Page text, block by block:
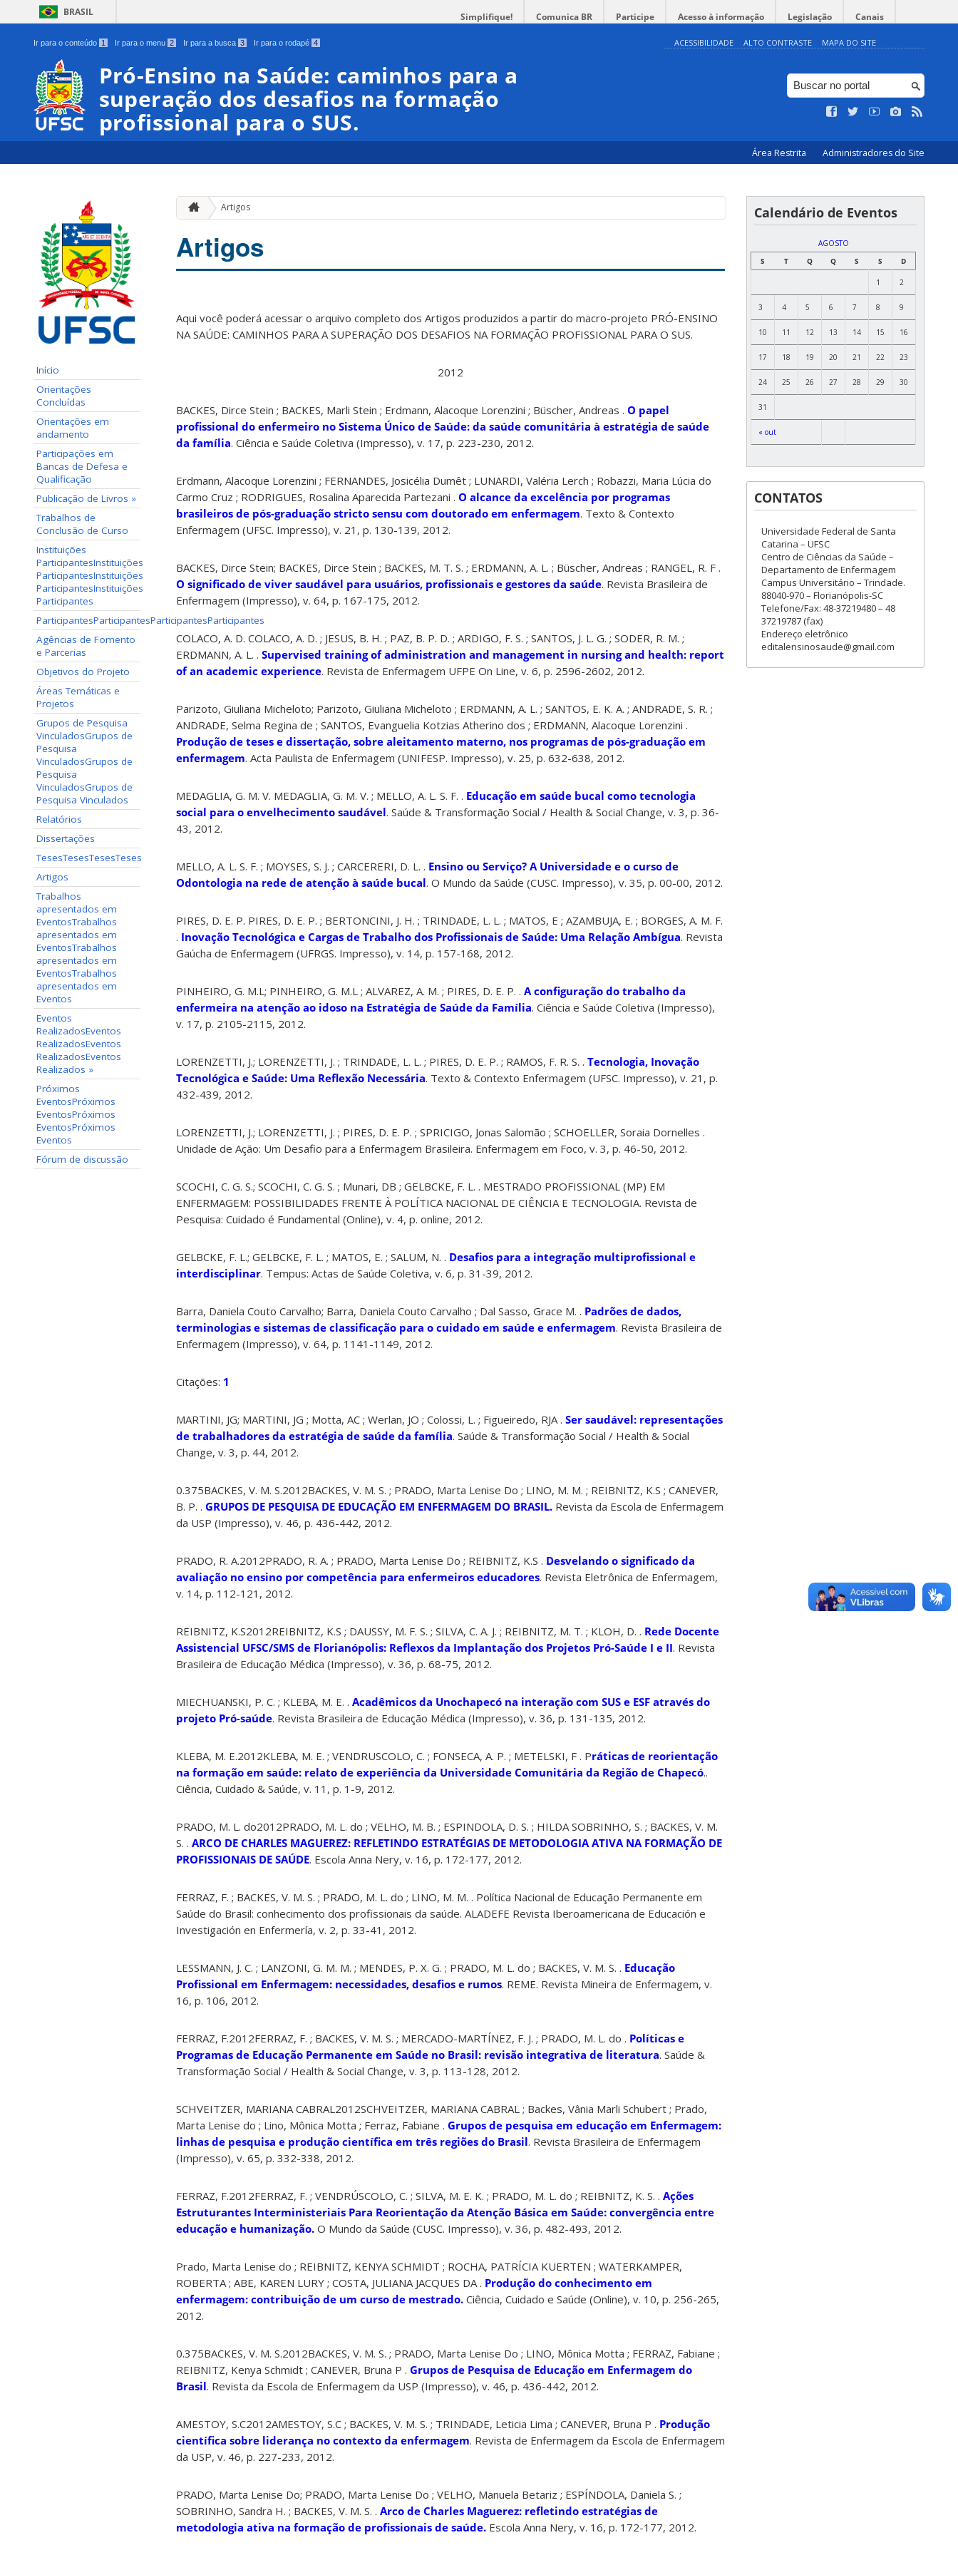
BRASIL Simplifique! Comunica BR Participe Acesso à informação Legislação Canais
Ir para o conteúdo 1 Ir para o menu 2 Ir para a busca 3 Ir para o rodapé 4 ACESSIBILIDADE ALTO CONTRASTE MAPA DO SITE
Pró-Ensino na Saúde: caminhos para a
superação dos desafios na formação
profissional para o SUS.
Área Restrita Administradores do Site
Início
Orientações
Concluídas
Orientações em
andamento
Participações em
Bancas de Defesa e
Qualificação
Publicação de Livros »
Trabalhos de
Conclusão de Curso
Instituições
ParticipantesInstituições
ParticipantesInstituições
ParticipantesInstituições
Participantes
ParticipantesParticipantesParticipantesParticipantes
Agências de Fomento
e Parcerias
Objetivos do Projeto
Áreas Temáticas e
Projetos
Grupos de Pesquisa
VinculadosGrupos de
Pesquisa
VinculadosGrupos de
Pesquisa
VinculadosGrupos de
Pesquisa Vinculados
Relatórios
Dissertações
TesesTesesTesesTeses
Artigos
Trabalhos
apresentados em
EventosTrabalhos
apresentados em
EventosTrabalhos
apresentados em
EventosTrabalhos
apresentados em
Eventos
Eventos
RealizadosEventos
RealizadosEventos
RealizadosEventos
Realizados »
Próximos
EventosPróximos
EventosPróximos
EventosPróximos
Eventos
Fórum de discussão
Artigos
Artigos
Aqui você poderá acessar o arquivo completo dos Artigos produzidos a partir do macro-projeto PRÓ-ENSINO
NA SAÚDE: CAMINHOS PARA A SUPERAÇÃO DOS DESAFIOS NA FORMAÇÃO PROFISSIONAL PARA O SUS.
2012
BACKES, Dirce Stein ; BACKES, Marli Stein ; Erdmann, Alacoque Lorenzini ; Büscher, Andreas . O papel
profissional do enfermeiro no Sistema Único de Saúde: da saúde comunitária à estratégia de saúde
da família. Ciência e Saúde Coletiva (Impresso), v. 17, p. 223-230, 2012.
Erdmann, Alacoque Lorenzini ; FERNANDES, Josicélia Dumêt ; LUNARDI, Valéria Lerch ; Robazzi, Maria Lúcia do
Carmo Cruz ; RODRIGUES, Rosalina Aparecida Partezani . O alcance da excelência por programas
brasileiros de pós-graduação stricto sensu com doutorado em enfermagem. Texto & Contexto
Enfermagem (UFSC. Impresso), v. 21, p. 130-139, 2012.
BACKES, Dirce Stein; BACKES, Dirce Stein ; BACKES, M. T. S. ; ERDMANN, A. L. ; Büscher, Andreas ; RANGEL, R. F .
O significado de viver saudável para usuários, profissionais e gestores da saúde. Revista Brasileira de
Enfermagem (Impresso), v. 64, p. 167-175, 2012.
COLACO, A. D. COLACO, A. D. ; JESUS, B. H. ; PAZ, B. P. D. ; ARDIGO, F. S. ; SANTOS, J. L. G. ; SODER, R. M. ;
ERDMANN, A. L. . Supervised training of administration and management in nursing and health: report
of an academic experience. Revista de Enfermagem UFPE On Line, v. 6, p. 2596-2602, 2012.
Parizoto, Giuliana Micheloto; Parizoto, Giuliana Micheloto ; ERDMANN, A. L. ; SANTOS, E. K. A. ; ANDRADE, S. R. ;
ANDRADE, Selma Regina de ; SANTOS, Evanguelia Kotzias Atherino dos ; ERDMANN, Alacoque Lorenzini .
Produção de teses e dissertação, sobre aleitamento materno, nos programas de pós-graduação em
enfermagem. Acta Paulista de Enfermagem (UNIFESP. Impresso), v. 25, p. 632-638, 2012.
MEDAGLIA, G. M. V. MEDAGLIA, G. M. V. ; MELLO, A. L. S. F. . Educação em saúde bucal como tecnologia
social para o envelhecimento saudável. Saúde & Transformação Social / Health & Social Change, v. 3, p. 36-
43, 2012.
MELLO, A. L. S. F. ; MOYSES, S. J. ; CARCERERI, D. L. . Ensino ou Serviço? A Universidade e o curso de
Odontologia na rede de atenção à saúde bucal. O Mundo da Saúde (CUSC. Impresso), v. 35, p. 00-00, 2012.
PIRES, D. E. P. PIRES, D. E. P. ; BERTONCINI, J. H. ; TRINDADE, L. L. ; MATOS, E ; AZAMBUJA, E. ; BORGES, A. M. F.
. Inovação Tecnológica e Cargas de Trabalho dos Profissionais de Saúde: Uma Relação Ambígua. Revista
Gaúcha de Enfermagem (UFRGS. Impresso), v. 14, p. 157-168, 2012.
PINHEIRO, G. M.L; PINHEIRO, G. M.L ; ALVAREZ, A. M. ; PIRES, D. E. P. . A configuração do trabalho da
enfermeira na atenção ao idoso na Estratégia de Saúde da Família. Ciência e Saúde Coletiva (Impresso),
v. 17, p. 2105-2115, 2012.
LORENZETTI, J.; LORENZETTI, J. ; TRINDADE, L. L. ; PIRES, D. E. P. ; RAMOS, F. R. S. . Tecnologia, Inovação
Tecnológica e Saúde: Uma Reflexão Necessária. Texto & Contexto Enfermagem (UFSC. Impresso), v. 21, p.
432-439, 2012.
LORENZETTI, J.; LORENZETTI, J. ; PIRES, D. E. P. ; SPRICIGO, Jonas Salomão ; SCHOELLER, Soraia Dornelles .
Unidade de Ação: Um Desafio para a Enfermagem Brasileira. Enfermagem em Foco, v. 3, p. 46-50, 2012.
SCOCHI, C. G. S.; SCOCHI, C. G. S. ; Munari, DB ; GELBCKE, F. L. . MESTRADO PROFISSIONAL (MP) EM
ENFERMAGEM: POSSIBILIDADES FRENTE À POLÍTICA NACIONAL DE CIÊNCIA E TECNOLOGIA. Revista de
Pesquisa: Cuidado é Fundamental (Online), v. 4, p. online, 2012.
GELBCKE, F. L.; GELBCKE, F. L. ; MATOS, E. ; SALUM, N. . Desafios para a integração multiprofissional e
interdisciplinar. Tempus: Actas de Saúde Coletiva, v. 6, p. 31-39, 2012.
Barra, Daniela Couto Carvalho; Barra, Daniela Couto Carvalho ; Dal Sasso, Grace M. . Padrões de dados,
terminologias e sistemas de classificação para o cuidado em saúde e enfermagem. Revista Brasileira de
Enfermagem (Impresso), v. 64, p. 1141-1149, 2012.
Citações: 1
MARTINI, JG; MARTINI, JG ; Motta, AC ; Werlan, JO ; Colossi, L. ; Figueiredo, RJA . Ser saudável: representações
de trabalhadores da estratégia de saúde da família. Saúde & Transformação Social / Health & Social
Change, v. 3, p. 44, 2012.
0.375BACKES, V. M. S.2012BACKES, V. M. S. ; PRADO, Marta Lenise Do ; LINO, M. M. ; REIBNITZ, K.S ; CANEVER,
B. P. . GRUPOS DE PESQUISA DE EDUCAÇÃO EM ENFERMAGEM DO BRASIL. Revista da Escola de Enfermagem
da USP (Impresso), v. 46, p. 436-442, 2012.
PRADO, R. A.2012PRADO, R. A. ; PRADO, Marta Lenise Do ; REIBNITZ, K.S . Desvelando o significado da
avaliação no ensino por competência para enfermeiros educadores. Revista Eletrônica de Enfermagem,
v. 14, p. 112-121, 2012.
REIBNITZ, K.S2012REIBNITZ, K.S ; DAUSSY, M. F. S. ; SILVA, C. A. J. ; REIBNITZ, M. T. ; KLOH, D. . Rede Docente
Assistencial UFSC/SMS de Florianópolis: Reflexos da Implantação dos Projetos Pró-Saúde I e II. Revista
Brasileira de Educação Médica (Impresso), v. 36, p. 68-75, 2012.
MIECHUANSKI, P. C. ; KLEBA, M. E. . Acadêmicos da Unochapecó na interação com SUS e ESF através do
projeto Pró-saúde. Revista Brasileira de Educação Médica (Impresso), v. 36, p. 131-135, 2012.
KLEBA, M. E.2012KLEBA, M. E. ; VENDRUSCOLO, C. ; FONSECA, A. P. ; METELSKI, F . Práticas de reorientação
na formação em saúde: relato de experiência da Universidade Comunitária da Região de Chapecó..
Ciência, Cuidado & Saúde, v. 11, p. 1-9, 2012.
PRADO, M. L. do2012PRADO, M. L. do ; VELHO, M. B. ; ESPINDOLA, D. S. ; HILDA SOBRINHO, S. ; BACKES, V. M.
S. . ARCO DE CHARLES MAGUEREZ: REFLETINDO ESTRATÉGIAS DE METODOLOGIA ATIVA NA FORMAÇÃO DE
PROFISSIONAIS DE SAÚDE. Escola Anna Nery, v. 16, p. 172-177, 2012.
FERRAZ, F. ; BACKES, V. M. S. ; PRADO, M. L. do ; LINO, M. M. . Política Nacional de Educação Permanente em
Saúde do Brasil: conhecimento dos profissionais da saúde. ALADEFE Revista Iberoamericana de Educación e
Investigación en Enfermería, v. 2, p. 33-41, 2012.
LESSMANN, J. C. ; LANZONI, G. M. M. ; MENDES, P. X. G. ; PRADO, M. L. do ; BACKES, V. M. S. . Educação
Profissional em Enfermagem: necessidades, desafios e rumos. REME. Revista Mineira de Enfermagem, v.
16, p. 106, 2012.
FERRAZ, F.2012FERRAZ, F. ; BACKES, V. M. S. ; MERCADO-MARTÍNEZ, F. J. ; PRADO, M. L. do . Políticas e
Programas de Educação Permanente em Saúde no Brasil: revisão integrativa de literatura. Saúde &
Transformação Social / Health & Social Change, v. 3, p. 113-128, 2012.
SCHVEITZER, MARIANA CABRAL2012SCHVEITZER, MARIANA CABRAL ; Backes, Vânia Marli Schubert ; Prado,
Marta Lenise do ; Lino, Mônica Motta ; Ferraz, Fabiane . Grupos de pesquisa em educação em Enfermagem:
linhas de pesquisa e produção científica em três regiões do Brasil. Revista Brasileira de Enfermagem
(Impresso), v. 65, p. 332-338, 2012.
FERRAZ, F.2012FERRAZ, F. ; VENDRÚSCOLO, C. ; SILVA, M. E. K. ; PRADO, M. L. do ; REIBNITZ, K. S. . Ações
Estruturantes Interministeriais Para Reorientação da Atenção Básica em Saúde: convergência entre
educação e humanização. O Mundo da Saúde (CUSC. Impresso), v. 36, p. 482-493, 2012.
Prado, Marta Lenise do ; REIBNITZ, KENYA SCHMIDT ; ROCHA, PATRÍCIA KUERTEN ; WATERKAMPER,
ROBERTA ; ABE, KAREN LURY ; COSTA, JULIANA JACQUES DA . Produção do conhecimento em
enfermagem: contribuição de um curso de mestrado. Ciência, Cuidado e Saúde (Online), v. 10, p. 256-265,
2012.
0.375BACKES, V. M. S.2012BACKES, V. M. S. ; PRADO, Marta Lenise Do ; LINO, Mônica Motta ; FERRAZ, Fabiane ;
REIBNITZ, Kenya Schmidt ; CANEVER, Bruna P . Grupos de Pesquisa de Educação em Enfermagem do
Brasil. Revista da Escola de Enfermagem da USP (Impresso), v. 46, p. 436-442, 2012.
AMESTOY, S.C2012AMESTOY, S.C ; BACKES, V. M. S. ; TRINDADE, Leticia Lima ; CANEVER, Bruna P . Produção
científica sobre liderança no contexto da enfermagem. Revista de Enfermagem da Escola de Enfermagem
da USP, v. 46, p. 227-233, 2012.
PRADO, Marta Lenise Do; PRADO, Marta Lenise Do ; VELHO, Manuela Betariz ; ESPÍNDOLA, Daniela S. ;
SOBRINHO, Sandra H. ; BACKES, V. M. S. . Arco de Charles Maguerez: refletindo estratégias de
metodologia ativa na formação de profissionais de saúde. Escola Anna Nery, v. 16, p. 172-177, 2012.
Calendário de Eventos
AGOSTO
S
T Q Q S S D
« out
1 2
3 4 5 6 7 8 9
10 11 12 13 14 15 16
17 18 19 20 21 22 23
24 25 26 27 28 29 30
31
CONTATOS
Universidade Federal de Santa
Catarina – UFSC
Centro de Ciências da Saúde –
Departamento de Enfermagem
Campus Universitário – Trindade.
88040-970 – Florianópolis-SC
Telefone/Fax: 48-37219480 – 48
37219787 (fax)
Endereço eletrônico
editalensinosaude@gmail.com